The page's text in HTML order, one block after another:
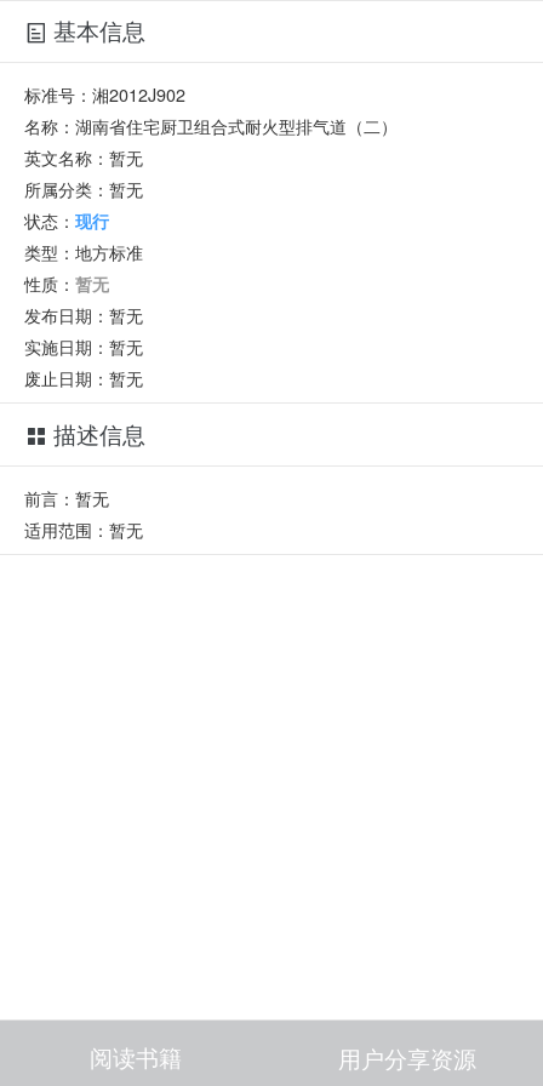
基本信息
标准号： 湘2012J902
名称： 湖南省住宅厨卫组合式耐火型排气道（二）
英文名称： 暂无
所属分类： 暂无
状态： 现行
类型： 地方标准
性质： 暂无
发布日期： 暂无
实施日期： 暂无
废止日期： 暂无
描述信息
前言：暂无
适用范围：暂无
阅读书籍 用户分享资源